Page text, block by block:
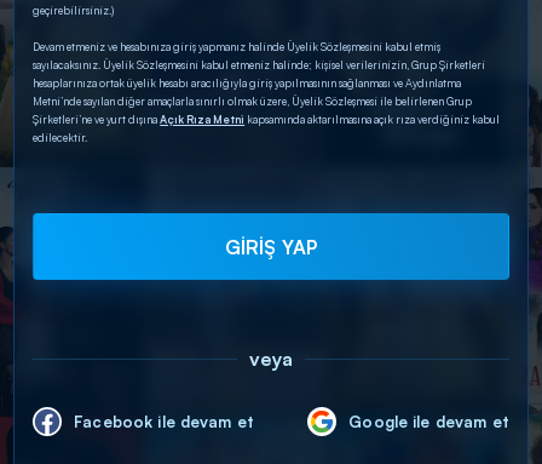
geçirebilirsiniz.)
Devam etmeniz ve hesabınıza giriş yapmanız halinde Üyelik Sözleşmesini kabul etmiş
sayılacaksınız. Üyelik Sözleşmesini kabul etmeniz halinde; kişisel verilerinizin, Grup Şirketleri
hesaplarınıza ortak üyelik hesabı aracılığıyla giriş yapılmasının sağlanması ve Aydınlatma
Metni’nde sayılan diğer amaçlarla sınırlı olmak üzere, Üyelik Sözleşmesi ile belirlenen Grup
Şirketleri’ne ve yurt dışınaAçık Rıza Metni kapsamında aktarılmasına açık rıza verdiğiniz kabul
edilecektir.
GİRİŞ YAP
veya
Facebook ile devam et Google ile devam et